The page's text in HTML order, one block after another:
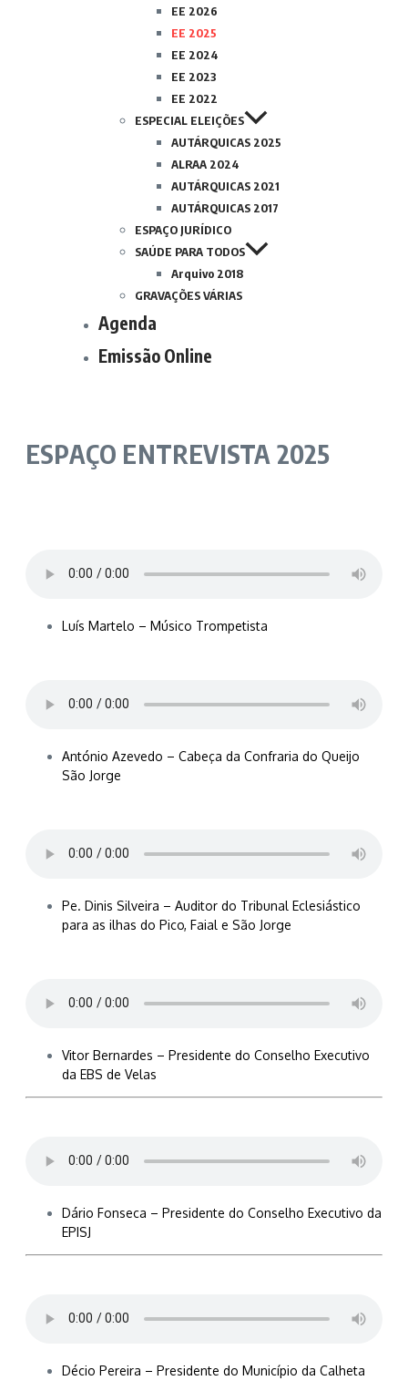
EE 2026
EE 2025
EE 2024
EE 2023
EE 2022
ESPECIAL ELEIÇÕES
AUTÁRQUICAS 2025
ALRAA 2024
AUTÁRQUICAS 2021
AUTÁRQUICAS 2017
ESPAÇO JURÍDICO
SAÚDE PARA TODOS
Arquivo 2018
GRAVAÇÕES VÁRIAS
Agenda
Emissão Online
ESPAÇO ENTREVISTA 2025
Luís Martelo – Músico Trompetista
António Azevedo – Cabeça da Confraria do Queijo
São Jorge
Pe. Dinis Silveira – Auditor do Tribunal Eclesiástico
para as ilhas do Pico, Faial e São Jorge
Vitor Bernardes – Presidente do Conselho Executivo
da EBS de Velas
Dário Fonseca – Presidente do Conselho Executivo da
EPISJ
Décio Pereira – Presidente do Município da Calheta